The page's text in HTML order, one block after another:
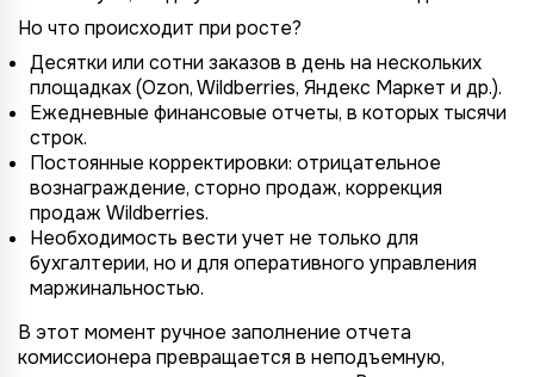
Но что происходит при росте?
Десятки или сотни заказов в день на нескольких
площадках (Ozon, Wildberries, Яндекс Маркет и др.).
Ежедневные финансовые отчеты, в которых тысячи
строк.
Постоянные корректировки: отрицательное
вознаграждение, сторно продаж, коррекция
продаж Wildberries.
Необходимость вести учет не только для
бухгалтерии, но и для оперативного управления
маржинальностью.
В этот момент ручное заполнение отчета
комиссионера превращается в неподъемную,